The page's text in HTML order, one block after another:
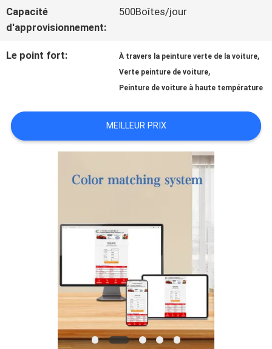
CONTACT
DEMANDE
DE
SOUMISSION
POLITIQUE
Capacité
d'approvisionnement:
500Boîtes/jour
Le point fort: À travers la peinture verte de la voiture,
Verte peinture de voiture,
Peinture de voiture à haute température
MEILLEUR PRIX